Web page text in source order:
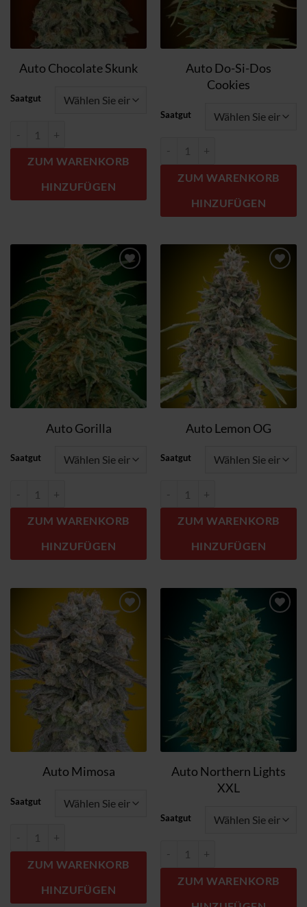
Auto Chocolate Skunk
Saatgut
ZUM WARENKORB
HINZUFÜGEN
Auto Do-Si-Dos
Cookies
Saatgut
ZUM WARENKORB
HINZUFÜGEN
Wunschzettel
hinzufügen
Auto Gorilla
Saatgut
ZUM WARENKORB
HINZUFÜGEN
Zum
Wunschzettel
hinzufügen
Auto Lemon OG
Saatgut
ZUM WARENKORB
HINZUFÜGEN
Zum
Wunschzettel
hinzufügen
Auto Mimosa
Saatgut
ZUM WARENKORB
HINZUFÜGEN
Zum
Wunschzettel
hinzufügen
Auto Northern Lights
XXL
Saatgut
ZUM WARENKORB